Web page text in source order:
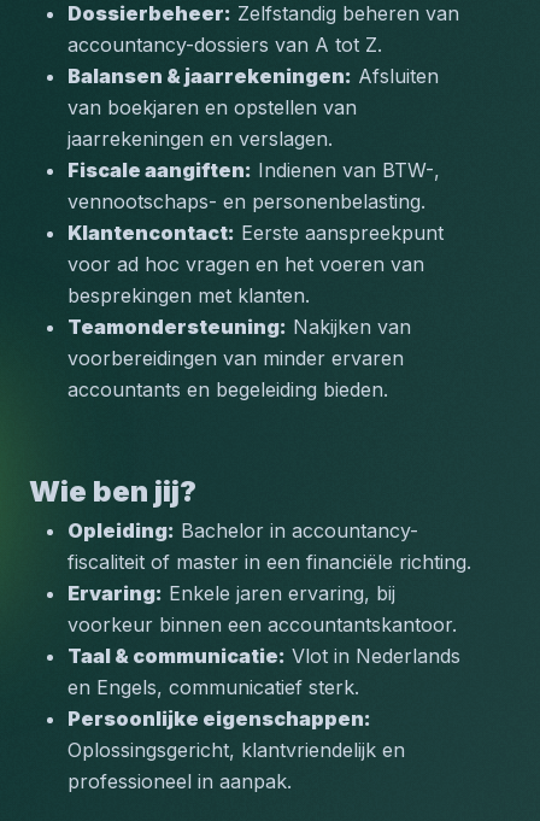
Dossierbeheer: Zelfstandig beheren van
accountancy-dossiers van A tot Z.
Balansen & jaarrekeningen: Afsluiten
van boekjaren en opstellen van
jaarrekeningen en verslagen.
Fiscale aangiften: Indienen van BTW-,
vennootschaps- en personenbelasting.
Klantencontact: Eerste aanspreekpunt
voor ad hoc vragen en het voeren van
besprekingen met klanten.
Teamondersteuning: Nakijken van
voorbereidingen van minder ervaren
accountants en begeleiding bieden.
Wie ben jij?
Opleiding: Bachelor in accountancy-
fiscaliteit of master in een financiële richting.
Ervaring: Enkele jaren ervaring, bij
voorkeur binnen een accountantskantoor.
Taal & communicatie: Vlot in Nederlands
en Engels, communicatief sterk.
Persoonlijke eigenschappen:
Oplossingsgericht, klantvriendelijk en
professioneel in aanpak.